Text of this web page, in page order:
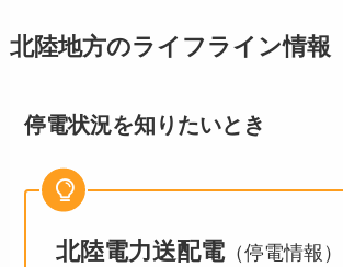
北陸地方のライフライン情報
停電状況を知りたいとき
北陸電力送配電（停電情報）